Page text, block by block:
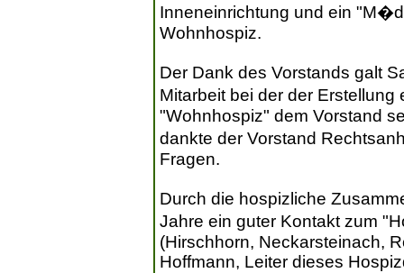
Inneneinrichtung und ein
Wohnhospiz.
Der Dank des Vorstands galt
Mitarbeit bei der der
"Wohnhospiz" dem Vorstand
dankte der Vorstand
Fragen.
Durch die hospizliche
Jahre ein guter Kontakt zum
(Hirschhorn, Neckarsteinach,
Hoffmann, Leiter dieses